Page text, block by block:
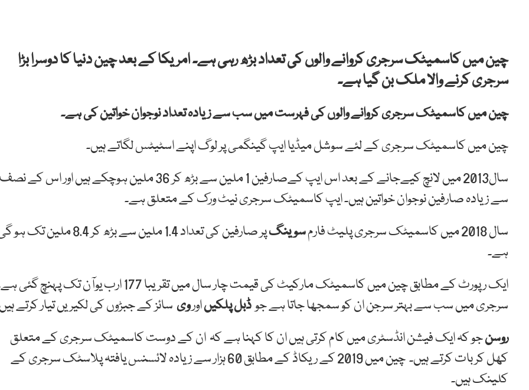
چین میں کاسمیٹک سرجری کروانے والوں کی تعداد بڑھ رہی ہے۔امریکا کے بعد چین دنیا کا دوسرا بڑا
سرجری کرنے والا ملک بن گیا ہے۔
چین میں کاسمیٹک سرجری کروانے والوں کی فہرست میں سب سے زیادہ تعداد نوجوان خواتین کی ہے۔
چین میں کاسمیٹک سرجری کے لئے سوشل میڈیا ایپ گینگمی پر لوگ اپنے اسٹیٹس لگاتے ہیں۔
سال2013 میں لانچ کیےجانے کے بعد اس ایپ کےصارفین 1 ملین سے بڑھ کر 36 ملین ہوچکے ہیں اور اس کے نصف
سے زیادہ صارفین نوجوان خواتین ہیں۔ ایپ کاسمیٹک سرجری نیٹ ورک کے متعلق ہے۔
سال 2018 میں کاسمیٹک سرجری پلیٹ فارم
سوینگ
پر صارفین کی تعداد 1.4 ملین سے بڑھ کر 8.4 ملین تک
ہے۔
ایک رپورٹ کے مطابق چین میں کاسمیٹک مارکیٹ کی قیمت چار سال میں تقریبا 177 ارب یوآن تک پہنچ
سرجری میں سب سے بہتر سرجن ان کو سمجھا جاتا ہے جوڈبل پلکیںاوروی سائز کے جبڑوں کی لکیریں تیار کرتے
روسنجو کہ ایک فیشن انڈسٹری میں کام کرتی ہیں ان کا کہنا ہے کہ ان کے دوست کاسمیٹک سرجری کے متعلق
کھل کر بات کرتے ہیں۔ چین میں 2019 کے ریکاڈ کے مطابق 60 ہزار سے زیادہ لائسنس یافتہ پلاسٹک سرجری کے
کلینک ہیں۔